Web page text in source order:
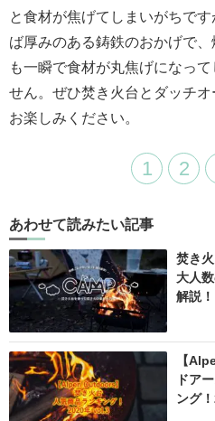
と食材が焦げてしまいがちで
ば厚みのある鋳鉄のおかげで
も一瞬で食材が丸焦げになっ
せん。ぜひ焚き火台とダッチ
お楽しみください。
1 2
あわせて読みたい記事
焚き
大人
解説！
【
ドア
ング